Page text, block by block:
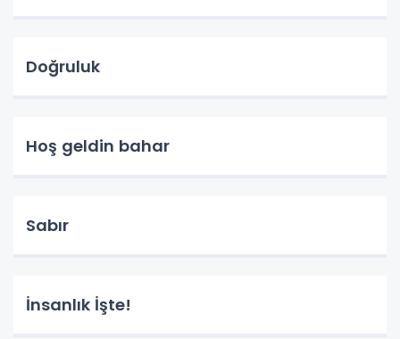
Doğruluk
Hoş geldin bahar
Sabır
İnsanlık İşte!